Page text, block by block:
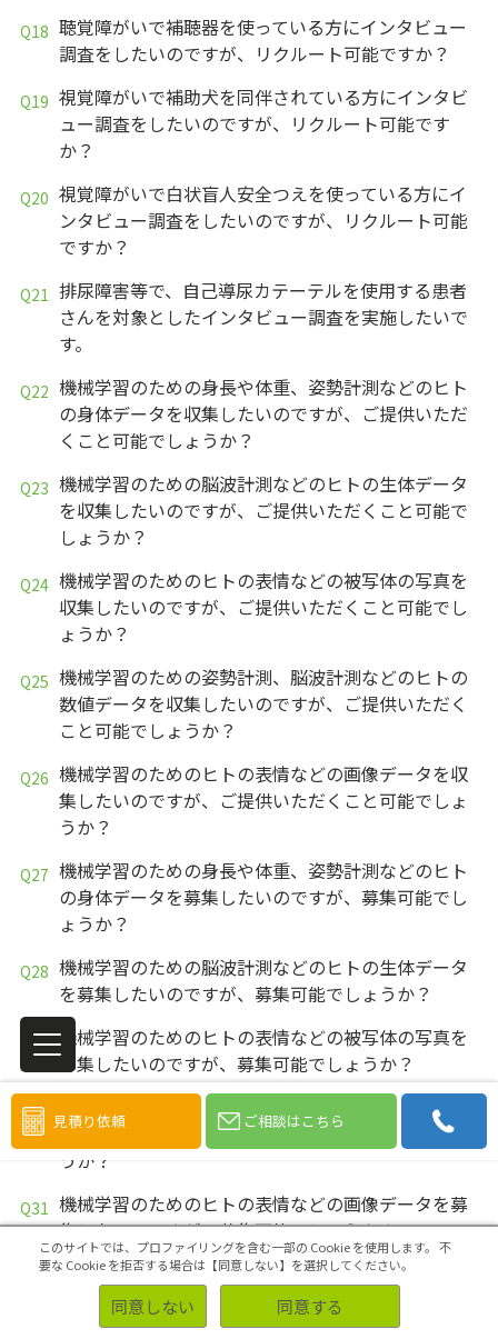
聴覚障がいで補聴器を使っている方にインタビュー
調査をしたいのですが、リクルート可能ですか？
視覚障がいで補助犬を同伴されている方にインタビ
ュー調査をしたいのですが、リクルート可能です
か？
視覚障がいで白状盲人安全つえを使っている方にイ
ンタビュー調査をしたいのですが、リクルート可能
ですか？
排尿障害等で、自己導尿カテーテルを使用する患者
さんを対象としたインタビュー調査を実施したいで
す。
機械学習のための身長や体重、姿勢計測などのヒト
の身体データを収集したいのですが、ご提供いただ
くこと可能でしょうか？
機械学習のための脳波計測などのヒトの生体データ
を収集したいのですが、ご提供いただくこと可能で
しょうか？
機械学習のためのヒトの表情などの被写体の写真を
収集したいのですが、ご提供いただくこと可能でし
ょうか？
機械学習のための姿勢計測、脳波計測などのヒトの
数値データを収集したいのですが、ご提供いただく
こと可能でしょうか？
機械学習のためのヒトの表情などの画像データを収
集したいのですが、ご提供いただくこと可能でしょ
うか？
機械学習のための身長や体重、姿勢計測などのヒト
の身体データを募集したいのですが、募集可能でし
ょうか？
機械学習のための脳波計測などのヒトの生体データ
を募集したいのですが、募集可能でしょうか？
機械学習のためのヒトの表情などの被写体の写真を
募集したいのですが、募集可能でしょうか？
機械学習のための姿勢計測、脳波計測などのヒトの
数値データを募集したいのですが、募集可能でしょ
うか？
機械学習のためのヒトの表情などの画像データを募
集したいのですが、募集可能でしょうか？
機械学習のための身長や体重、姿勢計測などのヒト
の身体データを収集したいのですが、収集可能でし
ょうか？
見積り依頼 ご相談はこちら
このサイトでは、プロファイリングを含む一部の Cookie を使用します。 不
要な Cookie を拒否する場合は【同意しない】を選択してください。
同意しない 同意する